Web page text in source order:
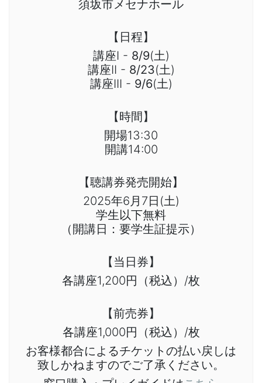
須坂市メセナホール
【日程】
講座I - 8/9(土)
講座II - 8/23(土)
講座III - 9/6(土)
【時間】
開場13:30
開講14:00
【聴講券発売開始】
2025年6月7日(土)
学生以下無料
（開講日：要学生証提示）
【当日券】
各講座1,200円（税込）/枚
【前売券】
各講座1,000円（税込）/枚
お客様都合によるチケットの払い戻しは
致しかねますのでご了承ください。